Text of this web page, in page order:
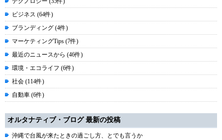
ビジネス (64件)
ブランディング (4件)
マーケティングTips (7件)
最近のニュースから (46件)
環境・エコライフ (6件)
社会 (114件)
自動車 (6件)
オルタナティブ・ブログ 最新の投稿
沖縄で台風が来たときの過ごし方、とでも言うか